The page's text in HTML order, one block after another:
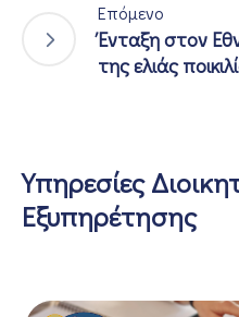
Επόμενο
Ένταξη στον
της ελιάς
Υπηρεσίες
Εξυπηρέτησης